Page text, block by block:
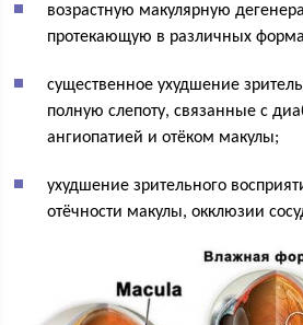
возрастную макулярную
протекающую в различных
существенное ухудшение
полную слепоту, связанные с
ангиопатией и отёком макулы;
ухудшение зрительного
отёчности макулы, окклюзии